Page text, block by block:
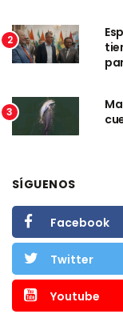
2
3
SÍGUENOS
Facebook
Twitter
Youtube